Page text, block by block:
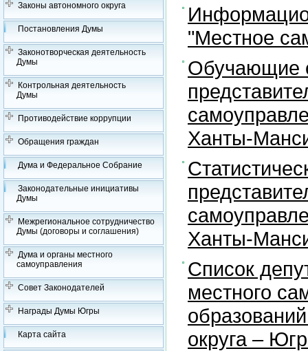
Законы автономного округа
Постановления Думы
Законотворческая деятельность
Думы
Контрольная деятельность
Думы
Противодействие коррупции
Обращения граждан
Дума и Федеральное Собрание
Законодательные инициативы
Думы
Межрегиональное сотрудничество
Думы (договоры и соглашения)
Дума и органы местного
самоуправления
Совет Законодателей
Награды Думы Югры
Карта сайта
"Местное
Обучающие
Ханты-
Ханты-
Список
местного
округа –